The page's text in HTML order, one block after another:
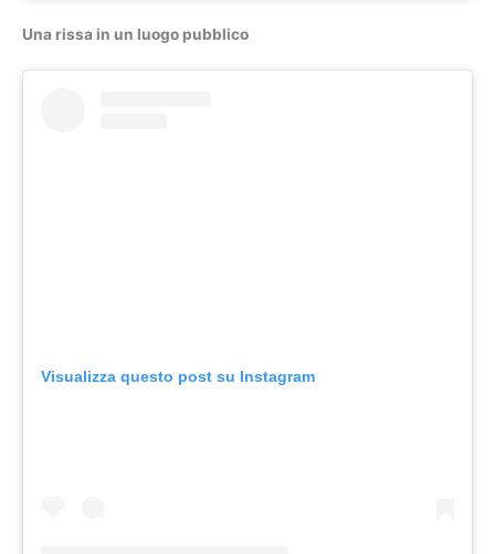
Una rissa in un luogo pubblico
Visualizza questo post su Instagram